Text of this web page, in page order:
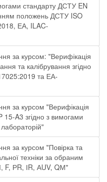
стандарту ДСТУ EN
положень ДСТУ ISO
ЕА, ILAC-
за курсом: "Верифікація
та калібрування згідно
та ЕА-
за курсом "Верифікація
15-A3 згідно з вимогами
за курсом "Повірка та
техніки за обраним
РR, ІR, АUV, QМ"